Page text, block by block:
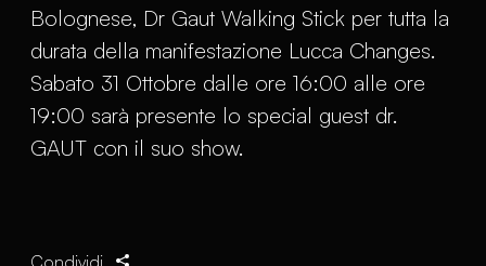
Bolognese, Dr Gaut Walking Stick per tutta la
durata della manifestazione Lucca Changes.
Sabato 31 Ottobre dalle ore 16:00 alle ore
19:00 sarà presente lo special guest dr.
GAUT con il suo show.
Condividi